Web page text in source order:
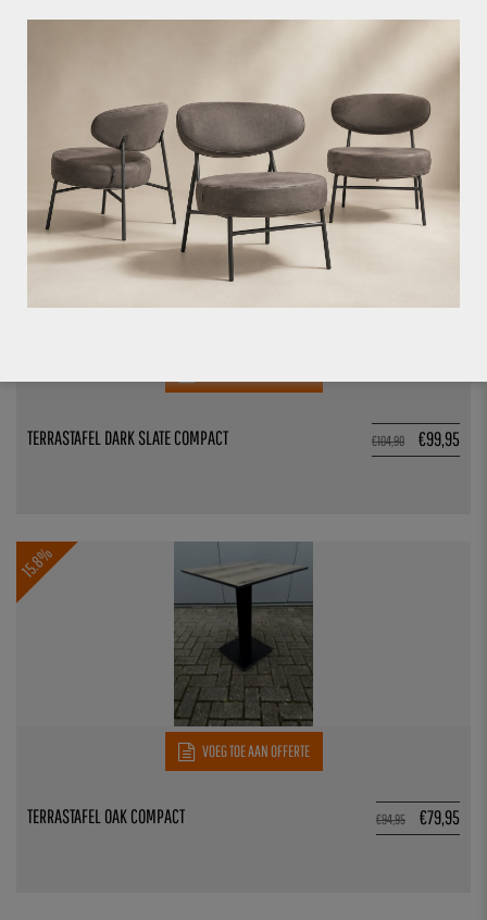
99,95
€104,90 €99,95
TERRASTAFEL DARK SLATE COMPACT
15.8%
VOEG TOE AAN OFFERTE
€94,95 €79,95
TERRASTAFEL OAK COMPACT